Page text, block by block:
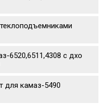
6520,6511,4308 с дхо
для камаз-5490